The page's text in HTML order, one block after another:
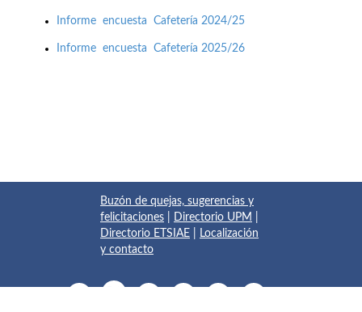
Informe encuesta Cafetería 2024/25
Informe encuesta Cafetería 2025/26
Buzón de quejas, sugerencias y
felicitaciones
Directorio UPM
Directorio ETSIAE
Localización
y contacto